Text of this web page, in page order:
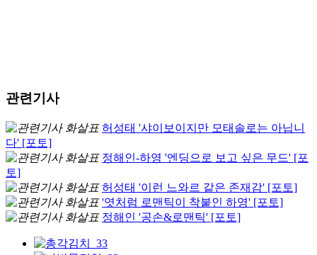
관련기사
허성태 '샤이보이지만 모태솔로는 아닙니
다' [포토]
정해인-하영 '엔딩으로 보고 싶은 무드' [포
토]
허성태 '이런 느와르 같은 존재감' [포토]
'엿처럼 로맨틱이 착붙인 하영' [포토]
정해인 '공손&로맨틱' [포토]